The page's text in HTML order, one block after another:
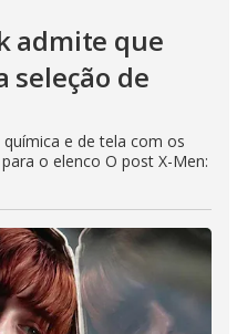
admite que
seleção de
e de tela com os
o elenco O post X-Men: